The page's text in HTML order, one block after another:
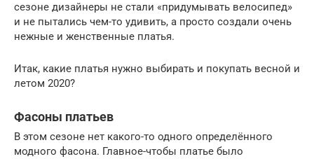
сезоне дизайнеры не стали «придумывать велосипед»
и не пытались чем-то удивить, а просто создали очень
нежные и женственные платья.
Итак, какие платья нужно выбирать и покупать весной и
летом 2020?
Фасоны платьев
В этом сезоне нет какого-то одного определённого
модного фасона. Главное-чтобы платье было